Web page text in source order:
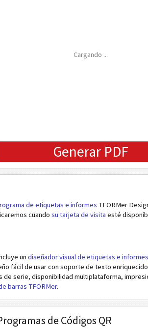
Cargando ...
Generar PDF
de etiquetas e informes TFORMer
cuando su tarjeta de visita esté
un diseñador visual de etiquetas e informes
fácil de usar con soporte de texto
serie, disponibilidad multiplataforma,
barras TFORMer.
de Códigos QR